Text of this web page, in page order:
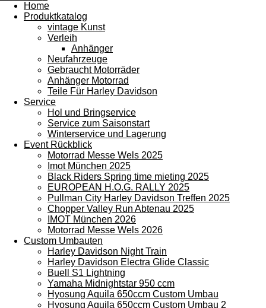
Home
Produktkatalog
vintage Kunst
Verleih
Anhänger
Neufahrzeuge
Gebraucht Motorräder
Anhänger Motorrad
Teile Für Harley Davidson
Service
Hol und Bringservice
Service zum Saisonstart
Winterservice und Lagerung
Event Rückblick
Motorrad Messe Wels 2025
Imot München 2025
Black Riders Spring time mieting 2025
EUROPEAN H.O.G. RALLY 2025
Pullman City Harley Davidson Treffen 2025
Chopper Valley Run Abtenau 2025
IMOT München 2026
Motorrad Messe Wels 2026
Custom Umbauten
Harley Davidson Night Train
Harley Davidson Electra Glide Classic
Buell S1 Lightning
Yamaha Midnightstar 950 ccm
Hyosung Aquila 650ccm Custom Umbau
Hyosung Aquila 650ccm Custom Umbau 2